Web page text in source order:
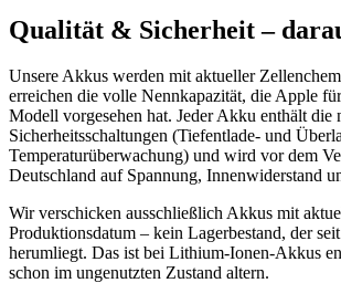
Qualität & Sicherheit –
Unsere Akkus werden mit aktueller
erreichen die volle Nennkapazität, die Apple
Modell vorgesehen hat. Jeder Akku enthält die
Sicherheitsschaltungen (Tiefentlade- und
Temperaturüberwachung) und wird vor dem
Deutschland auf Spannung, Innenwiderstand
Wir verschicken ausschließlich Akkus mit
Produktionsdatum – kein Lagerbestand, der
herumliegt. Das ist bei Lithium-Ionen-Akkus
schon im ungenutzten Zustand altern.